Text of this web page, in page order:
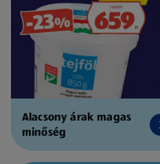
Alacsony árak magas
minőség